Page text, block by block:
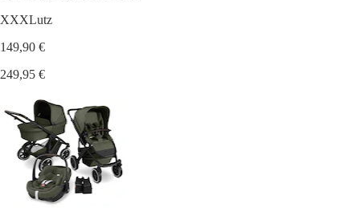
XXXLutz
149,90 €
249,95 €